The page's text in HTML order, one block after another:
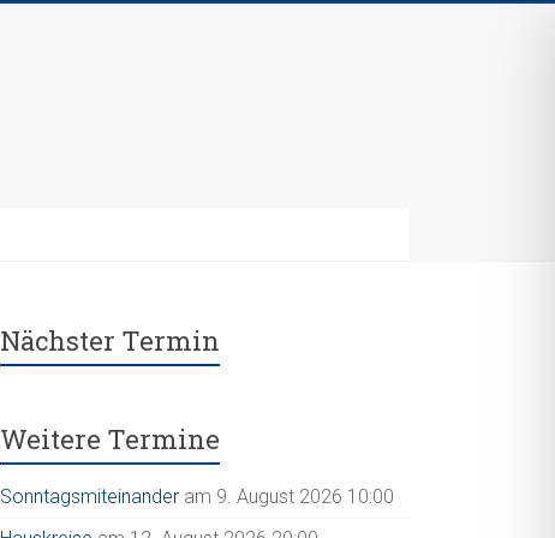
Nächster Termin
Weitere Termine
Sonntagsmiteinander am 9. August 2026 10:00